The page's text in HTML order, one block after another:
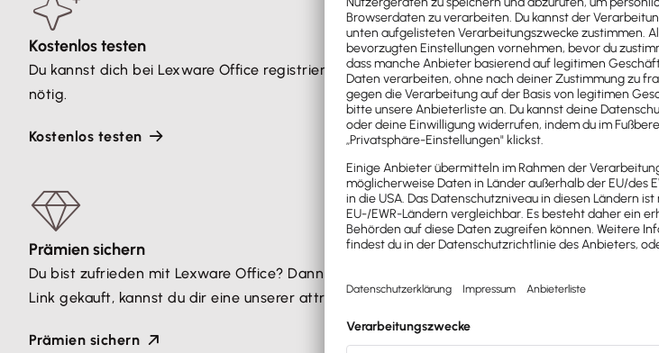
Kostenlos testen
Du kannst dich bei Lexware Office registrieren und alle Funktionen 30 Tage unverbindlich
nötig.
Kostenlos testen
Prämien sichern
Du bist zufrieden mit Lexware Office? Dann empfiehl Lexware Office weiter. Du erhältst
Link gekauft, kannst du dir eine unserer attraktiven Prämien sichern.
Prämien sichern